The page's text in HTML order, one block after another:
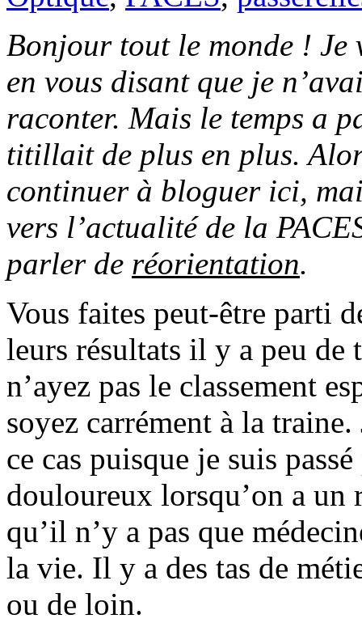
Bonjour tout le monde !
en vous disant que je
raconter. Mais le temps a
titillait de plus en plus.
continuer à bloguer ici,
vers l’actualité de la
parler de réorientation.
Vous faites peut-être parti
leurs résultats il y a peu de
n’ayez pas le classement
soyez carrément à la traine.
ce cas puisque je suis
douloureux lorsqu’on a un
qu’il n’y a pas que
la vie. Il y a des tas de
ou de loin.